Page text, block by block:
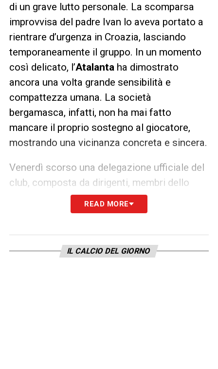
di un grave lutto personale. La scomparsa
improvvisa del padre Ivan lo aveva portato a
rientrare d’urgenza in Croazia, lasciando
temporaneamente il gruppo. In un momento
così delicato, l’Atalanta ha dimostrato
ancora una volta grande sensibilità e
compattezza umana. La società
bergamasca, infatti, non ha mai fatto
mancare il proprio sostegno al giocatore,
mostrando una vicinanza concreta e sincera.
Venerdì scorso una delegazione ufficiale del
club, composta da dirigenti, membri dello
staff tecnico e alcuni compagni di squadra,
ha raggiunto Pasalic direttamente in Croazia
gesto che testimonia il forte legame che da
anni caratterizza l’ambienteAtalanta
READ MORE
IL CALCIO DEL GIORNO